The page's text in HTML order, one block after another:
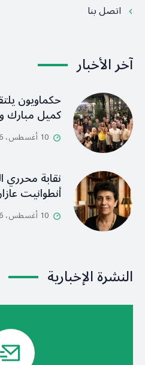
اتصل بنا
آخر الأخبار
حكماويون
كميل مبارك
10 أغسطس، 2026
نقابة محرري
أنطوانيت
10 أغسطس، 2026
النشرة الإخبارية